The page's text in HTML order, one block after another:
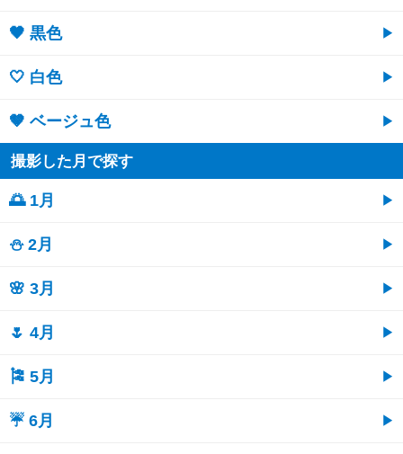
🖤 黒色
🤍 白色
🤎 ベージュ色
撮影した月で探す
🌅 1月
⛄ 2月
🌸 3月
🌷 4月
🎏 5月
☔ 6月